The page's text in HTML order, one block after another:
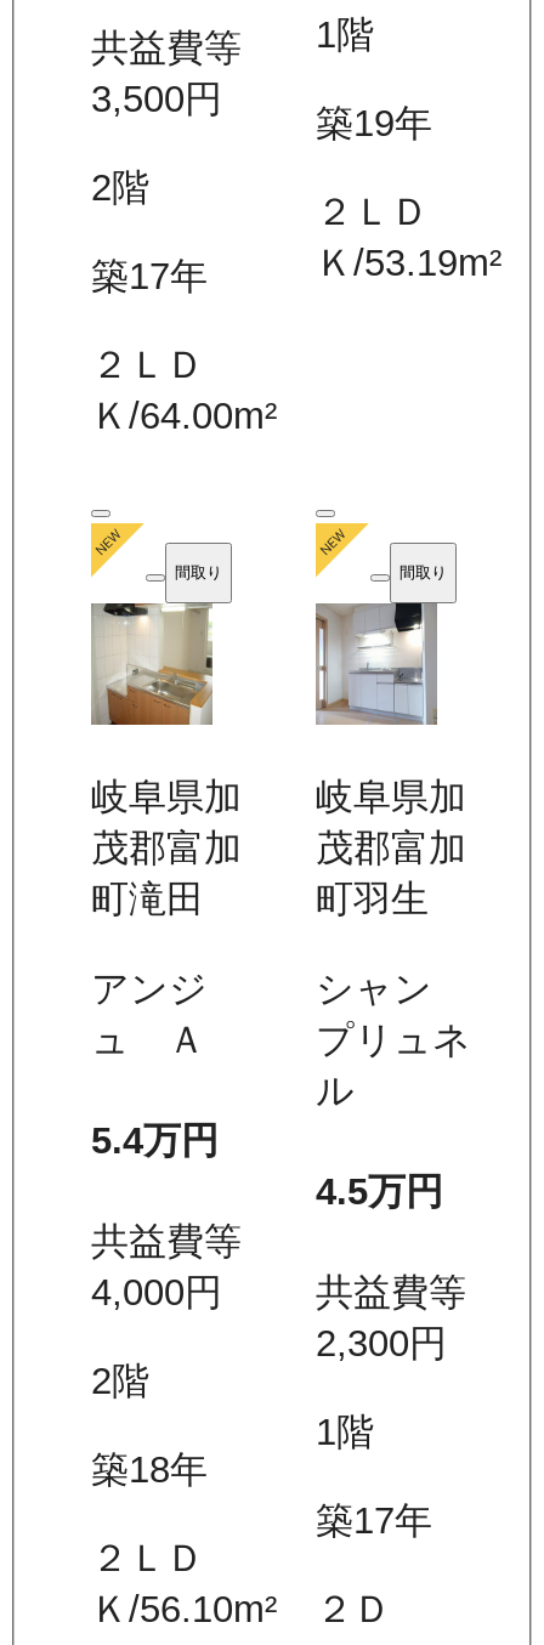
共益費等
3,500円
2階
築17年
２ＬＤ
Ｋ/64.00m²
1階
築19年
２ＬＤ
Ｋ /53.19m²
間取り
岐阜県加
茂郡富加
町滝田
アンジ
ュ Ａ
5.4万円
共益費等
4,000円
2階
築18年
２ＬＤ
Ｋ/56.10m²
間取り
岐阜県加
茂郡富加
町羽生
シャン
プリュネ
ル
4.5万円
共益費等
2,300円
1階
築17年
２Ｄ